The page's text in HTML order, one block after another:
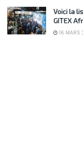
Voici la
GITEX
16 MARS